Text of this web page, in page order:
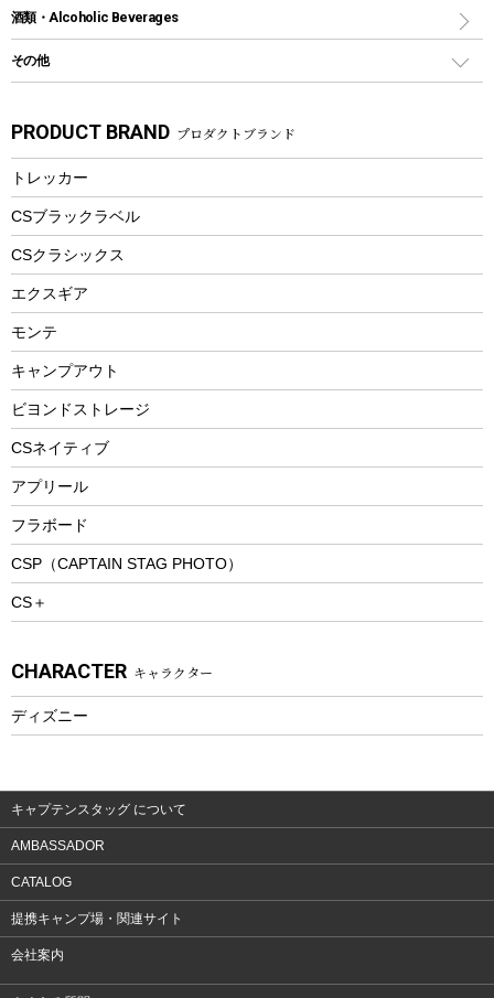
ツール
バーベキューツール
カトラリー
マグカップ、カップ
ステンレスボトル
フードボトル
トレー
ランチョンマット
ランチボックス
ショッピングキャリー
その他アウトドア雑貨
スプレー関係
ツール、他
パドル
ヘルメット
エアーポンプ
アクセサリー
スポーツサイクル
シティサイクル
自転車ウェア
マリン
ラッシュガード
パラソル
フローティングベスト
ヘルメット
エアーポンプ
ビーチテント
ウィンター
スノーシュー
防寒ウェア
トレッキング
トレッキングアクセサリー
プレイグッズ
ウェルネス
ウェア、タオル
ウェア
酒類・Alcoholic Beverages
その他
湯たんぽ
防災用品
PRODUCT BRAND プロダクトブランド
トレッカー
CSブラックラベル
CSクラシックス
エクスギア
モンテ
キャンプアウト
ビヨンドストレージ
CSネイティブ
アプリール
フラボード
CSP（CAPTAIN STAG PHOTO）
CS＋
CHARACTER キャラクター
ディズニー
キャプテンスタッグ について
AMBASSADOR
CATALOG
提携キャンプ場・関連サイト
会社案内